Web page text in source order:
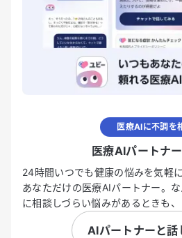
医療AIに不調を
医療AIパートナ
24時間いつでも健康の悩みを気軽
あなただけの医療AIパートナー。
に相談しづらい悩みがあるときも
AIパートナーと話